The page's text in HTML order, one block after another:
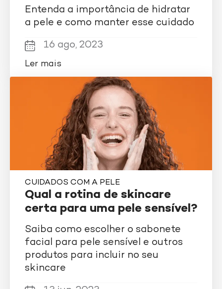
Entenda a importância de hidratar
a pele e como manter esse cuidado
16 ago, 2023
Ler mais
CUIDADOS COM A PELE
Qual a rotina de skincare
certa para uma pele sensível?
Saiba como escolher o sabonete
facial para pele sensível e outros
produtos para incluir no seu
skincare